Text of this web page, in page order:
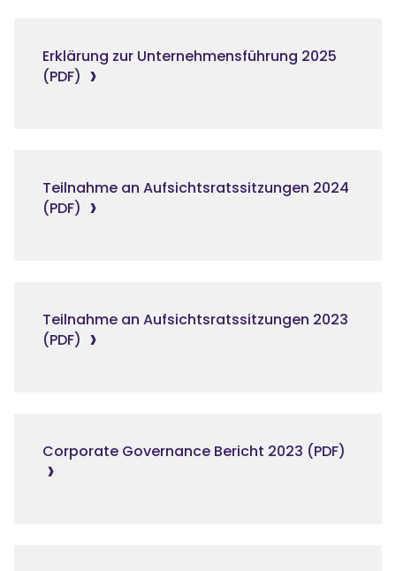
Erklärung zur Unternehmensführung 2025
(PDF)
Teilnahme an Aufsichtsratssitzungen 2024
(PDF)
Teilnahme an Aufsichtsratssitzungen 2023
(PDF)
Corporate Governance Bericht 2023 (PDF)